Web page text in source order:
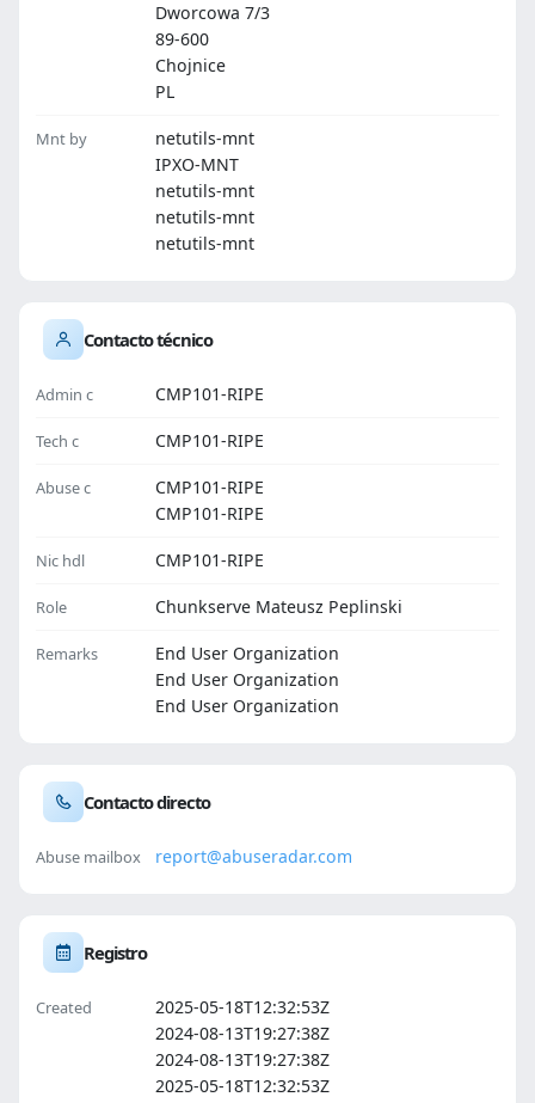
Dworcowa 7/3
89-600
Chojnice
PL
Mnt by
netutils-mnt
IPXO-MNT
netutils-mnt
netutils-mnt
netutils-mnt
Contacto técnico
Admin c CMP101-RIPE
Tech c CMP101-RIPE
Abuse c
CMP101-RIPE
CMP101-RIPE
Nic hdl CMP101-RIPE
Role Chunkserve Mateusz Peplinski
Remarks
End User Organization
End User Organization
End User Organization
Contacto directo
Abuse mailbox report@abuseradar.com
Registro
Created
2025-05-18T12:32:53Z
2024-08-13T19:27:38Z
2024-08-13T19:27:38Z
2025-05-18T12:32:53Z